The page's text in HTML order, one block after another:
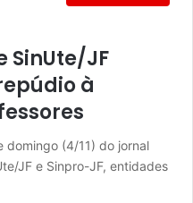
SinUte/JF
à
domingo (4/11) do jornal
JF e Sinpro-JF, entidades